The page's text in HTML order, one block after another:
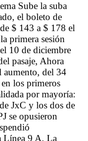
Sube la suba
el boleto de
$ 143 a $ 178 el
primera sesión
10 de diciembre
pasaje, Ahora
aumento, del 34
los primeros
por mayoría:
JxC y los dos de
se opusieron
Línea 9 A. La